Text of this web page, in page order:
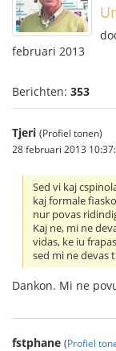
februari 2013
Berichten: 353
Tjeri (Profiel tonen)
28 februari 2013
Sed vi kaj
kaj formale
nur povas
Kaj ne, mi ne
vidas, ke iu
sed mi ne devas
Dankon. Mi ne
fstphane (Profiel